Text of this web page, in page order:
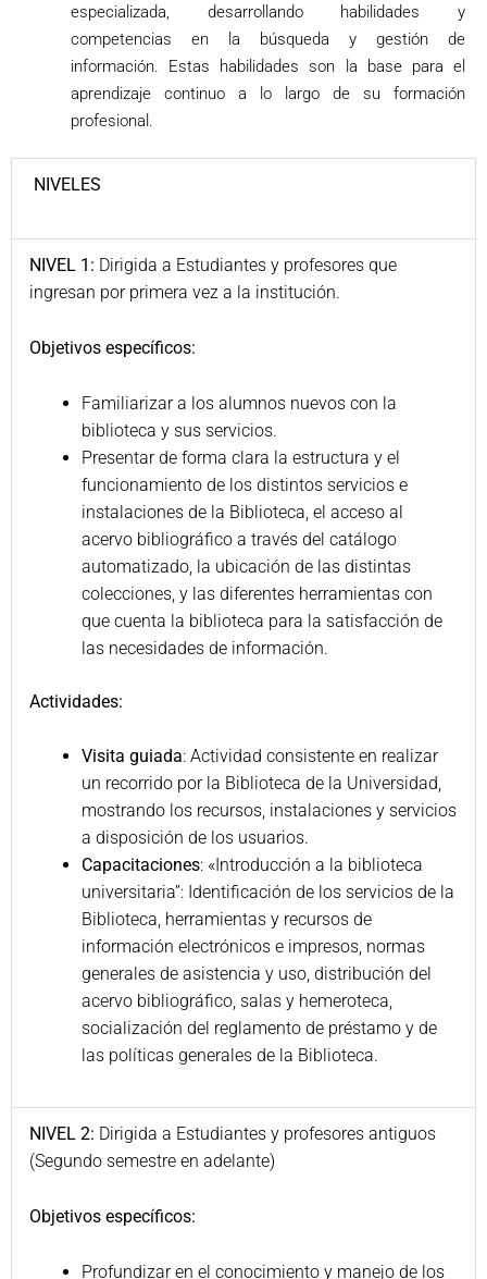
especializada, desarrollando habilidades y
competencias en la búsqueda y gestión de
información. Estas habilidades son la base para el
aprendizaje continuo a lo largo de su formación
profesional.
NIVELES
NIVEL 1: Dirigida a Estudiantes y profesores que
ingresan por primera vez a la institución.
Objetivos específicos:
Familiarizar a los alumnos nuevos con la
biblioteca y sus servicios.
Presentar de forma clara la estructura y el
funcionamiento de los distintos servicios e
instalaciones de la Biblioteca, el acceso al
acervo bibliográfico a través del catálogo
automatizado, la ubicación de las distintas
colecciones, y las diferentes herramientas con
que cuenta la biblioteca para la satisfacción de
las necesidades de información.
Actividades:
Visita guiada: Actividad consistente en realizar
un recorrido por la Biblioteca de la Universidad,
mostrando los recursos, instalaciones y servicios
a disposición de los usuarios.
Capacitaciones: «Introducción a la biblioteca
universitaria”: Identificación de los servicios de la
Biblioteca, herramientas y recursos de
información electrónicos e impresos, normas
generales de asistencia y uso, distribución del
acervo bibliográfico, salas y hemeroteca,
socialización del reglamento de préstamo y de
las políticas generales de la Biblioteca.
NIVEL 2: Dirigida a Estudiantes y profesores antiguos
(Segundo semestre en adelante)
Objetivos específicos:
Profundizar en el conocimiento y manejo de los